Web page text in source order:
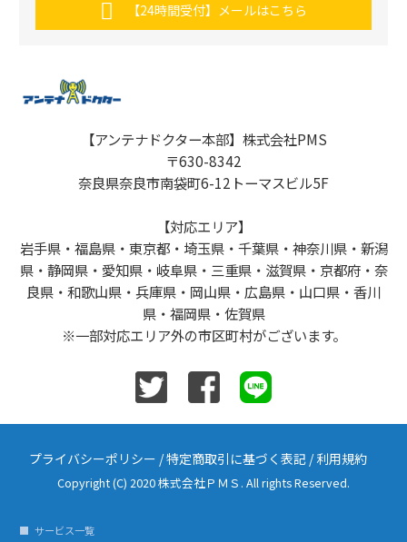
【24時間受付】メールはこちら
【アンテナドクター本部】株式会社PMS
〒630-8342
奈良県奈良市南袋町6-12トーマスビル5F
【対応エリア】
岩手県・福島県・東京都・埼玉県・千葉県・神奈川県・新潟
県・静岡県・愛知県・岐阜県・三重県・滋賀県・京都府・奈
良県・和歌山県・兵庫県・岡山県・広島県・山口県・香川
県・福岡県・佐賀県
※一部対応エリア外の市区町村がございます。
プライバシーポリシー /特定商取引に基づく表記 /利用規約
Copyright (C) 2020 株式会社ＰＭＳ. All rights Reserved.
サービス一覧